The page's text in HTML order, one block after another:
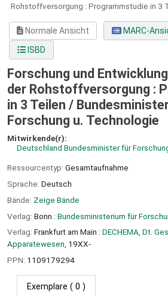
Rohstoffversorgung : Programmstudie in 3
Normale Ansicht
MARC-
ISBD
Forschung und
der Rohstoffversorgung :
in 3 Teilen /
Forschung u. Technologie
Mitwirkende(r):
Deutschland Bundesminister für
Ressourcentyp: Gesamtaufnahme
Sprache: Deutsch
Bände: Zeige Bände
Verlag: Bonn : Bundesministerium für
Verlag: Frankfurt am Main : DECHEMA, Dt.
Apparatewesen, 19XX-
PPN: 1109179294
Exemplare ( 0 )